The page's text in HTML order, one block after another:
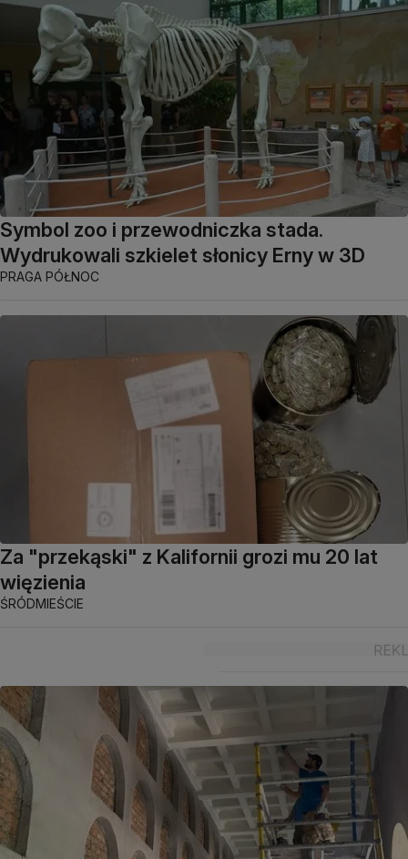
Symbol zoo i przewodniczka stada.
Wydrukowali szkielet słonicy Erny w 3D
PRAGA PÓŁNOC
Za "przekąski" z Kalifornii grozi mu 20 lat
więzienia
ŚRÓDMIEŚCIE